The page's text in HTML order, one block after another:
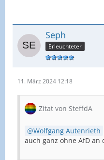
Seph
Erleuchteter
11. März 2024 12:18
Zitat von SteffdA
Wolfgang Autenrieth
auch ganz ohne AfD an